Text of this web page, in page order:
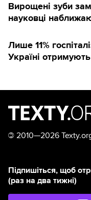
Вирощені зуби
науковці
Лише 11%
Україні
© 2010—2026
Підпишіться, щоб
(раз на два тижні)